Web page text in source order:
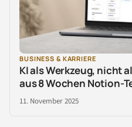
BUSINESS & KARRIERE
KI als Werkzeug, nicht
aus 8 Wochen Notion-
11. November 2025